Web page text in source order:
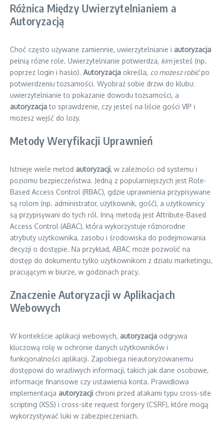
Różnica Między Uwierzytelnianiem a
Autoryzacją
Choć często używane zamiennie, uwierzytelnianie i autoryzacja
pełnią różne role. Uwierzytelnianie potwierdza, kimjesteś (np.
poprzez login i hasło). Autoryzacja określa, co możesz robićpo
potwierdzeniu tożsamości. Wyobraź sobie drzwi do klubu:
uwierzytelnianie to pokazanie dowodu tożsamości, a
autoryzacjato sprawdzenie, czy jesteś na liście gości VIP i
możesz wejść do loży.
Metody Weryfikacji Uprawnień
Istnieje wiele metod autoryzacji, w zależności od systemu i
poziomu bezpieczeństwa. Jedną z popularniejszych jest Role-
Based Access Control (RBAC), gdzie uprawnienia przypisywane
są rolom (np. administrator, użytkownik, gość), a użytkownicy
są przypisywani do tych ról. Inną metodą jest Attribute-Based
Access Control (ABAC), która wykorzystuje różnorodne
atrybuty użytkownika, zasobu i środowiska do podejmowania
decyzji o dostępie. Na przykład, ABAC może pozwolić na
dostęp do dokumentu tylko użytkownikom z działu marketingu,
pracującym w biurze, w godzinach pracy.
Znaczenie Autoryzacji w Aplikacjach
Webowych
W kontekście aplikacji webowych, autoryzacja odgrywa
kluczową rolę w ochronie danych użytkowników i
funkcjonalności aplikacji. Zapobiega nieautoryzowanemu
dostępowi do wrażliwych informacji, takich jak dane osobowe,
informacje finansowe czy ustawienia konta. Prawidłowa
implementacja autoryzacji chroni przed atakami typu cross-site
scripting (XSS) i cross-site request forgery (CSRF), które mogą
wykorzystywać luki w zabezpieczeniach.